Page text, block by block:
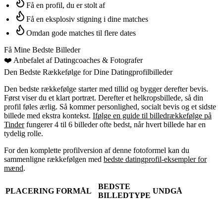
Få en profil, du er stolt af
Få en eksplosiv stigning i dine matches
Omdan gode matches til flere dates
Få Mine Bedste Billeder
❤️ Anbefalet af Datingcoaches & Fotografer
Den Bedste Rækkefølge for Dine Datingprofilbilleder
Den bedste rækkefølge starter med tillid og bygger derefter bevis.
Først viser du et klart portræt. Derefter et helkropsbillede, så din
profil føles ærlig. Så kommer personlighed, socialt bevis og et sidste
billede med ekstra kontekst. Ifølge en guide til billedrækkefølge på
Tinderfungerer 4 til 6 billeder ofte bedst, når hvert billede har en
tydelig rolle.
For den komplette profilversion af denne fotoformel kan du
sammenligne rækkefølgen med bedste datingprofil-eksempler for
mænd.
PLACERING FORMÅL
BEDSTE
BILLEDTYPE
UNDGÅ